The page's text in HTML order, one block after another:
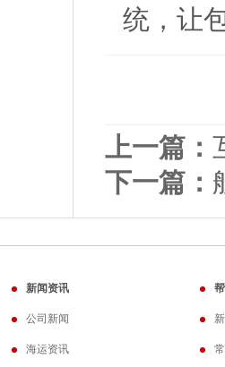
统，让
上一篇：
下一篇：
新闻资讯
公司新闻
海运资讯